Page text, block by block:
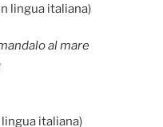
lingua italiana)
al mare
italiana)